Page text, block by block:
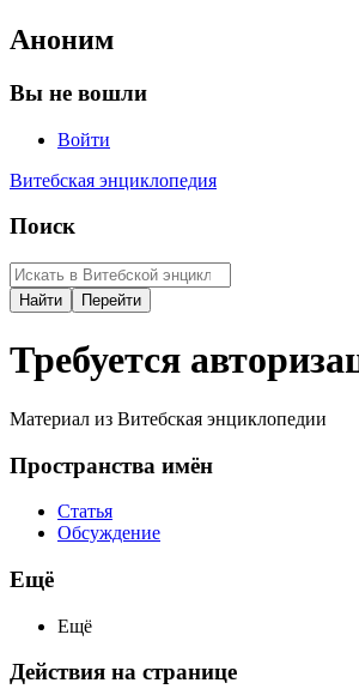
Аноним
Вы не вошли
Войти
Витебская энциклопедия
Поиск
Требуется
Материал из Витебская энциклопедии
Пространства имён
Статья
Обсуждение
Ещё
Ещё
Действия на странице